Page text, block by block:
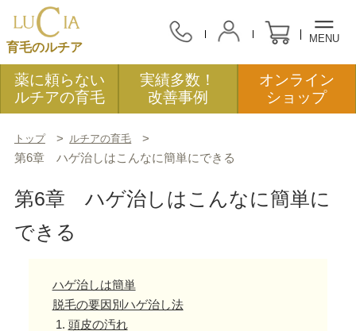
オンラインショッピング
会社案内
ルチアの育毛
育毛のルチア
MENU
薬に頼らない
ルチアの育毛
実績多数！
改善事例
オンライン
ショップ
トップ ルチアの育毛
第6章 ハゲ治しはこんなに簡単にできる
第6章 ハゲ治しはこんなに簡単に
できる
ハゲ治しは簡単
脱毛の要因別ハゲ治し法
頭皮の汚れ